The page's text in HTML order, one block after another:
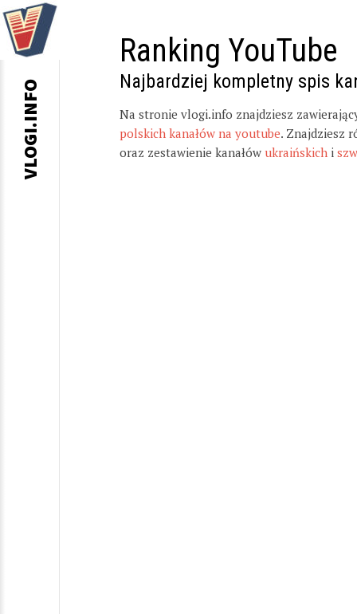
Ranking YouTube
Najbardziej kompletny spis
Na stronie vlogi.info znajdziesz
polskich kanałów na youtube. Znajdziesz
oraz zestawienie kanałów ukraińskich i
VLOGI.INFO